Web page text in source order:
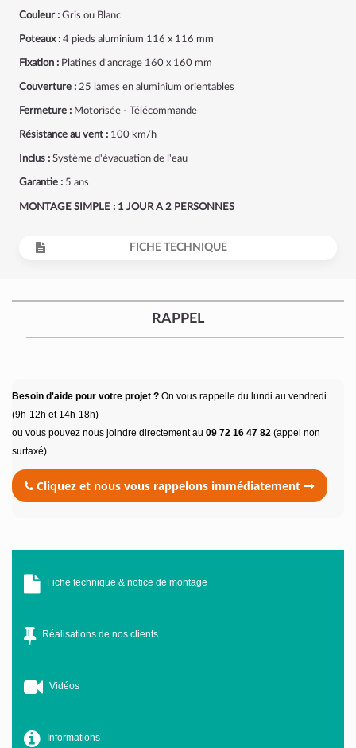
Couleur : Gris ou Blanc
Poteaux : 4 pieds aluminium 116 x 116 mm
Fixation : Platines d'ancrage 160 x 160 mm
Couverture : 25 lames en aluminium orientables
Fermeture : Motorisée - Télécommande
Résistance au vent : 100 km/h
Inclus : Système d'évacuation de l'eau
Garantie : 5 ans
MONTAGE SIMPLE : 1 JOUR A 2 PERSONNES
FICHE TECHNIQUE
RAPPEL
Besoin d'aide pour votre projet ? On vous rappelle du lundi au vendredi
(9h-12h et 14h-18h)
ou vous pouvez nous joindre directement au 09 72 16 47 82 (appel non
surtaxé).
Cliquez et nous vous rappelons immédiatement
Fiche technique & notice de montage
Réalisations de nos clients
Vidéos
Informations